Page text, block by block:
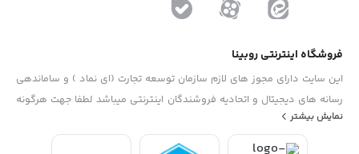
فروشگاه اینترنتی روبینا
این سایت دارای مجوز های لازم سازمان توسعه تجارت (ای نماد ) و ساماندهی
رسانه های دیجیتال و اتحادیه فروشندگان اینترنتی میباشد لطفا جهت هرگونه
پیشنهاد ، انتفاد و یا شکایات از فرم "تماس با ما" استفاده نمایید . تلفن های
نمایش بیشتر